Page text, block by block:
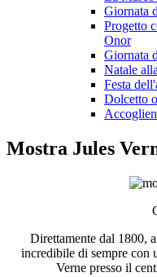
Giornata
Progetto
Onor
Giornata
Natale
Festa
Dolcetto
Mostra Jules
Direttamente dal 1800,
incredibile di sempre con
Verne presso il